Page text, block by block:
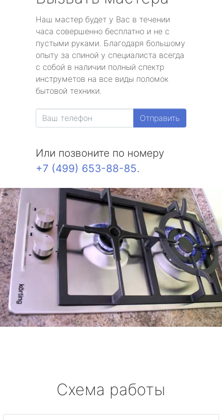
Наш мастер будет у Вас в течении
часа совершенно бесплатно и не с
пустыми руками. Благодаря большому
опыту за спиной у специалиста всегда
с собой в наличии полный спектр
инструметов на все виды поломок
бытовой техники.
Отправить
Или позвоните по номеру
+7 (499) 653-88-85.
Схема работы